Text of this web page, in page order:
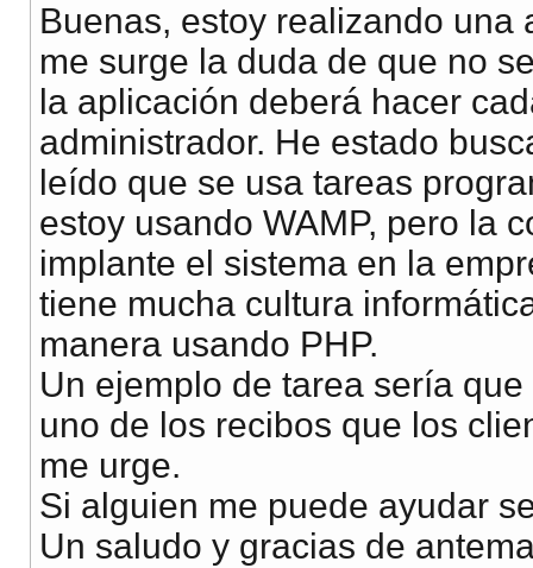
Buenas, estoy realizando
me surge la duda de que no
la aplicación deberá hacer
administrador. He estado
leído que se usa tareas
estoy usando WAMP, pero la
implante el sistema en la
tiene mucha cultura
manera usando PHP.
Un ejemplo de tarea sería
uno de los recibos que los
me urge.
Si alguien me puede ayudar
Un saludo y gracias de